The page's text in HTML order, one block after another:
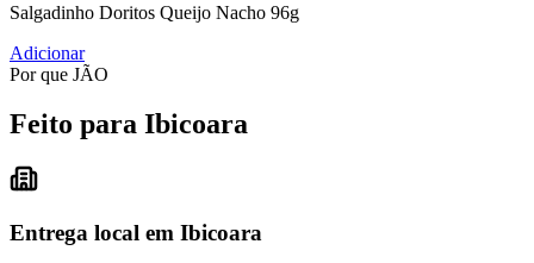
Salgadinho Doritos Queijo Nacho 96g
Adicionar
Por que JÃO
Feito para Ibicoara
Entrega local em Ibicoara